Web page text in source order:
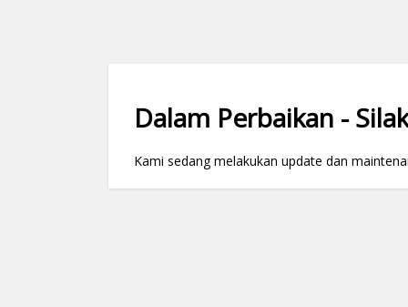
Dalam Perbaikan -
Kami sedang melakukan update dan